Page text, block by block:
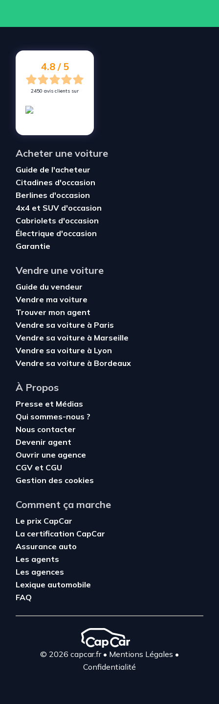
4.8 / 5
2450 avis clients sur
Acheter une voiture
Guide de l'acheteur
Citadines d'occasion
Berlines d'occasion
4x4 et SUV d'occasion
Cabriolets d'occasion
Électrique d'occasion
Garantie
Vendre une voiture
Guide du vendeur
Vendre ma voiture
Trouver mon agent
Vendre sa voiture à Paris
Vendre sa voiture à Marseille
Vendre sa voiture à Lyon
Vendre sa voiture à Bordeaux
À Propos
Presse et Médias
Qui sommes-nous ?
Nous contacter
Devenir agent
Ouvrir une agence
CGV et CGU
Gestion des cookies
Comment ça marche
Le prix CapCar
La certification CapCar
Assurance auto
Les agents
Les agences
Lexique automobile
FAQ
© 2026 capcar.fr• Mentions Légales •
Confidentialité